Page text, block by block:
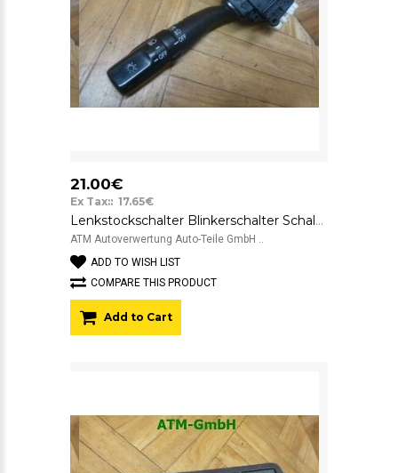
21.00€
Ex Tax:: 17.65€
Lenkstockschalter Blinkerschalter Schalter Toyota Avensis 04149-05110 173795
ATM Autoverwertung Auto-Teile GmbH ..
ADD TO WISH LIST
COMPARE THIS PRODUCT
Add to Cart